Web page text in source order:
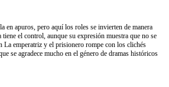
en apuros, pero aquí los roles se invierten de manera
el control, aunque su expresión muestra que no se
La emperatriz y el prisionero rompe con los clichés
se agradece mucho en el género de dramas históricos